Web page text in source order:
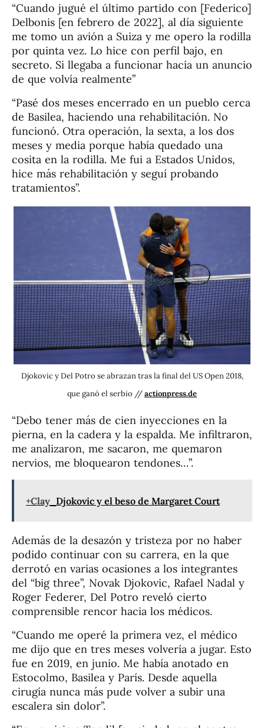
“Cuando jugué el último partido con [Federico]
Delbonis [en febrero de 2022], al día siguiente
me tomo un avión a Suiza y me opero la rodilla
por quinta vez. Lo hice con perfil bajo, en
secreto. Si llegaba a funcionar hacía un anuncio
de que volvía realmente”
“Pasé dos meses encerrado en un pueblo cerca
de Basilea, haciendo una rehabilitación. No
funcionó. Otra operación, la sexta, a los dos
meses y media porque había quedado una
cosita en la rodilla. Me fui a Estados Unidos,
hice más rehabilitación y seguí probando
tratamientos”.
Djokovic y Del Potro se abrazan tras la final del US Open 2018,
que ganó el serbio //actionpress.de
“Debo tener más de cien inyecciones en la
pierna, en la cadera y la espalda. Me infiltraron,
me analizaron, me sacaron, me quemaron
nervios, me bloquearon tendones…”.
+Clay Djokovic y el beso de Margaret Court
Además de la desazón y tristeza por no haber
podido continuar con su carrera, en la que
derrotó en varias ocasiones a los integrantes
del “big three”, Novak Djokovic, Rafael Nadal y
Roger Federer, Del Potro reveló cierto
comprensible rencor hacia los médicos.
“Cuando me operé la primera vez, el médico
me dijo que en tres meses volvería a jugar. Esto
fue en 2019, en junio. Me había anotado en
Estocolmo, Basilea y París. Desde aquella
cirugía nunca más pude volver a subir una
escalera sin dolor”.